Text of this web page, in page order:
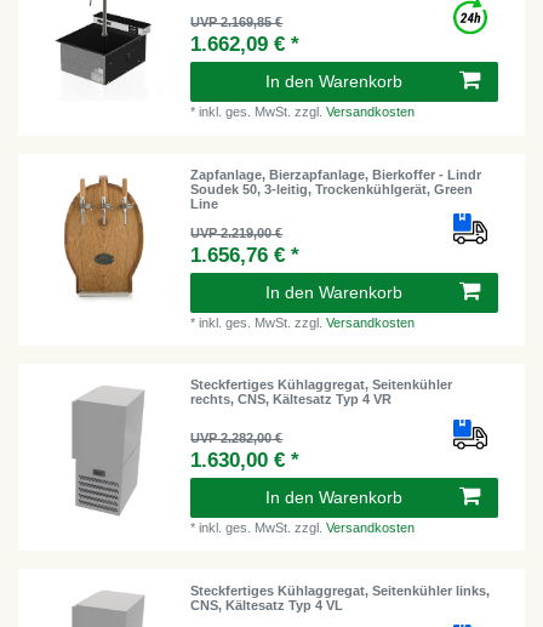
UVP 2.169,85 €
1.662,09 € *
In den Warenkorb
*inkl. ges. MwSt. zzgl.Versandkosten
Zapfanlage, Bierzapfanlage, Bierkoffer - Lindr
Soudek 50, 3-leitig, Trockenkühlgerät, Green
Line
UVP 2.219,00 €
1.656,76 € *
In den Warenkorb
*inkl. ges. MwSt. zzgl.Versandkosten
Steckfertiges Kühlaggregat, Seitenkühler
rechts, CNS, Kältesatz Typ 4 VR
UVP 2.282,00 €
1.630,00 € *
In den Warenkorb
*inkl. ges. MwSt. zzgl.Versandkosten
Steckfertiges Kühlaggregat, Seitenkühler links,
CNS, Kältesatz Typ 4 VL